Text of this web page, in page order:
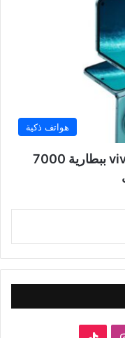
هواتف ذكية
فيفو تكشف رسميا عن vivo X Fold 6 ببطارية 7000